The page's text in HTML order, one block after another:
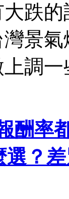
跌
景
調
酬率
選？